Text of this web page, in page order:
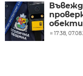
17:38,